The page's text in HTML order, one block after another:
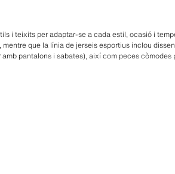
i teixits per adaptar-se a cada estil, ocasió i
que la línia de jerseis esportius inclou
pantalons i sabates), així com peces còmodes